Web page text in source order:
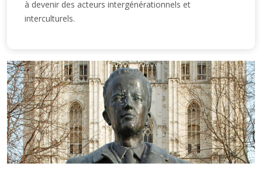
à devenir des acteurs intergénérationnels et
interculturels.